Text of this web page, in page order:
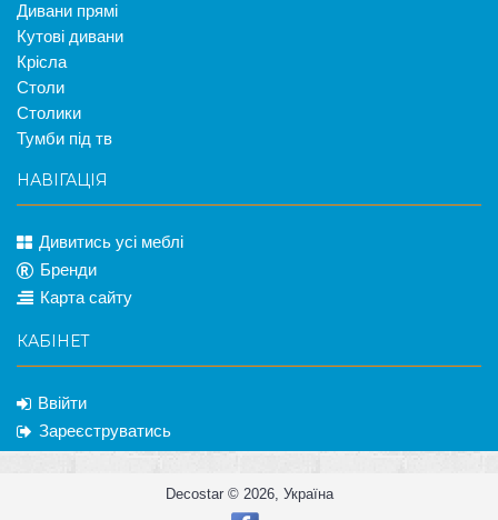
Дивани прямі
Кутові дивани
Крісла
Столи
Столики
Тумби під тв
НАВІГАЦІЯ
Дивитись усі меблі
Бренди
Карта сайту
КАБІНЕТ
Ввійти
Зареєструватись
Decostar © 2026, Україна